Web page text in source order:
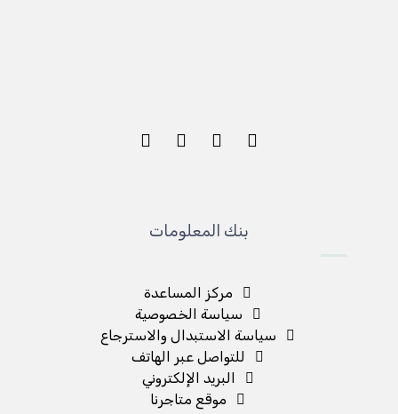
بنك المعلومات
مركز المساعدة
سياسة الخصوصية
سياسة الاستبدال والاسترجاع
للتواصل عبر الهاتف
البريد الإلكتروني
موقع متاجرنا